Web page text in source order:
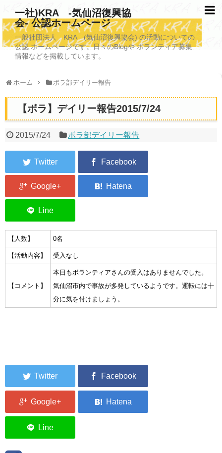
一社)KRA -気仙沼復興協
会- 公認ホームページ
一般社団法人 KRA (気仙沼復興協会) の活動についての
公認 ホームページです。日々のBlogや ボランティア募集
情報などを掲載しています。
ホーム ボラ部デイリー報告
【ボラ】デイリー報告2015/7/24
2015/7/24 ボラ部デイリー報告
【人数】 0名
【活動内容】 受入なし
【コメント】
本日もボランティアさんの受入はありませんでした。
気仙沼市内で事故が多発しているようです。運転には十
分に気を付けましょう。
TOPページ
KRAについて
写真救済事業
福祉事業
埋蔵発掘/資料整備事業
2026年3月11日捜索活動ボランティア募集 NEW
集中捜索活動の記録
ボランティア募集要項
ボランティアさん集合写真館
被災者支援活動【休止中】
編みっ娘たち紹介
リンク
お問い合わせ